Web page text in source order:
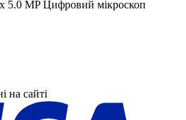
на сайті